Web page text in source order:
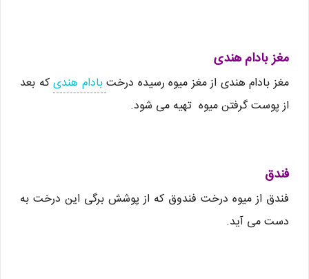
مغز بادام هندی
مغز بادام هندی از مغز میوه رسیده درختبادام هندیکه بعد
از پوست گرفتن میوه تهیه می شود.
فندق
فندق از میوه درخت فندوق که از پوشش برگی این درخت به
دست می آید.